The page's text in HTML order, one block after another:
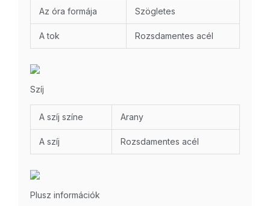
Az óra formája Szögletes
A tok Rozsdamentes acél
Szíj
A szíj színe Arany
A szíj Rozsdamentes acél
Plusz információk